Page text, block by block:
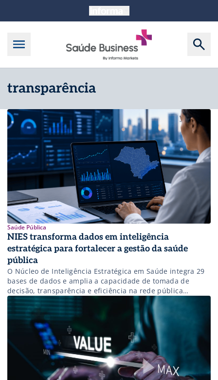
transparência
Saúde Pública
NIES transforma dados em inteligência
estratégica para fortalecer a gestão da saúde
pública
O Núcleo de Inteligência Estratégica em Saúde integra 29
bases de dados e amplia a capacidade de tomada de
decisão, transparência e eficiência na rede pública
estadual.